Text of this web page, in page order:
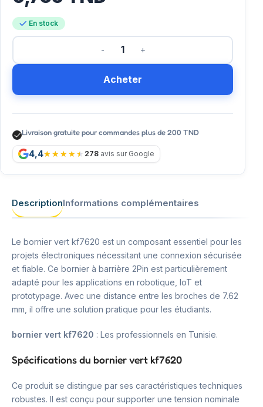
En stock
Acheter
Livraison gratuite pour commandes plus de 200 TND
4,4 278 avis sur Google
DescriptionInformations complémentaires
Le bornier vert kf7620 est un composant essentiel pour les
projets électroniques nécessitant une connexion sécurisée
et fiable. Ce bornier à barrière 2Pin est particulièrement
adapté pour les applications en robotique, IoT et
prototypage. Avec une distance entre les broches de 7.62
mm, il offre une solution pratique pour les étudiants.
bornier vert kf7620 : Les professionnels en Tunisie.
Spécifications du bornier vert kf7620
Ce produit se distingue par ses caractéristiques techniques
robustes. Il est conçu pour supporter une tension nominale